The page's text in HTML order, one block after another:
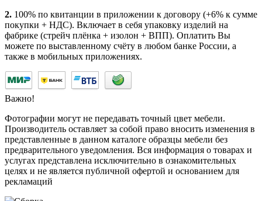
2. 100% по квитанции в приложении к договору (+6% к сумме
покупки + НДС). Включает в себя упаковку изделий на
фабрике (стрейч плёнка + изолон + ВПП). Оплатить Вы
можете по выставленному счёту в любом банке России, а
также в мобильных приложениях.
Важно!
Фотографии могут не передавать точный цвет мебели.
Производитель оставляет за собой право вносить изменения в
представленные в данном каталоге образцы мебели без
предварительного уведомления. Вся информация о товарах и
услугах представлена исключительно в ознакомительных
целях и не является публичной офертой и основанием для
рекламаций